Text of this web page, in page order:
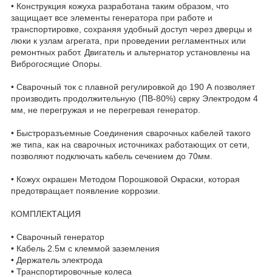
• Конструкция кожуха разработана таким образом, что
защищает все элементы генератора при работе и
транспортировке, сохраняя удобный доступ через дверцы и
люки к узлам агрегата, при проведении регламентных или
ремонтных работ. Двигатель и альтернатор установлены на
Виброгосящие Опоры.
• Сварочный ток с плавной регулировкой до 190 А позволяет
производить продолжительную (ПВ-80%) сврку Электродом 4
мм, не перегружая и не перегревая генератор.
• Быстроразъемные Соединения сварочных кабелей такого
же типа, как на сварочных источниках работающих от сети,
позволяют подключать кабель сечением до 70мм.
• Кожух окрашен Методом Порошковой Окраски, которая
предотвращает появление коррозии.
КОМПЛЕКТАЦИЯ
• Сварочный генератор
• Кабель 2.5м с клеммой заземления
• Держатель электрода
• Транспортировочные колеса